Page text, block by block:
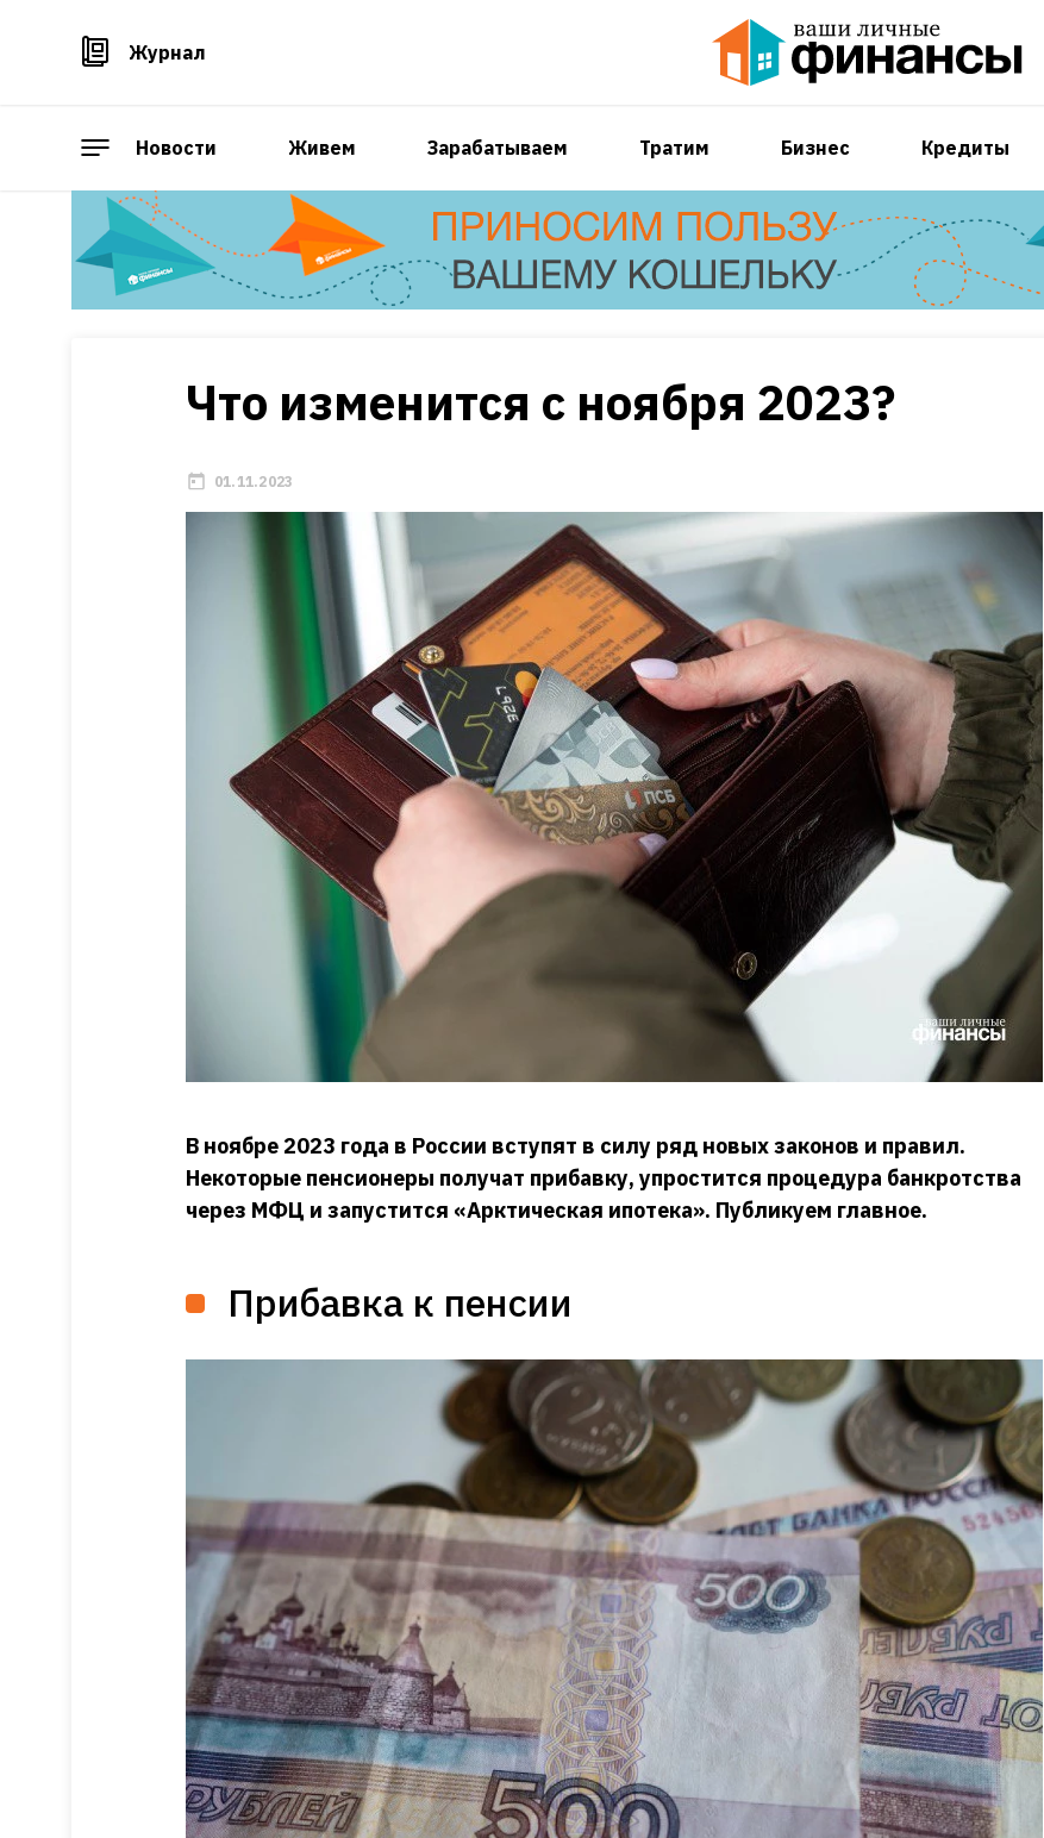
Журнал
Новости Живем Зарабатываем Тратим Бизнес Кредиты
Что изменится с ноября 2023?
01.11.2023
В ноябре 2023 года в России вступят в силу ряд новых законов и правил.
Некоторые пенсионеры получат прибавку, упростится процедура банкротства
через МФЦ и запустится «Арктическая ипотека». Публикуем главное.
Прибавка к пенсии